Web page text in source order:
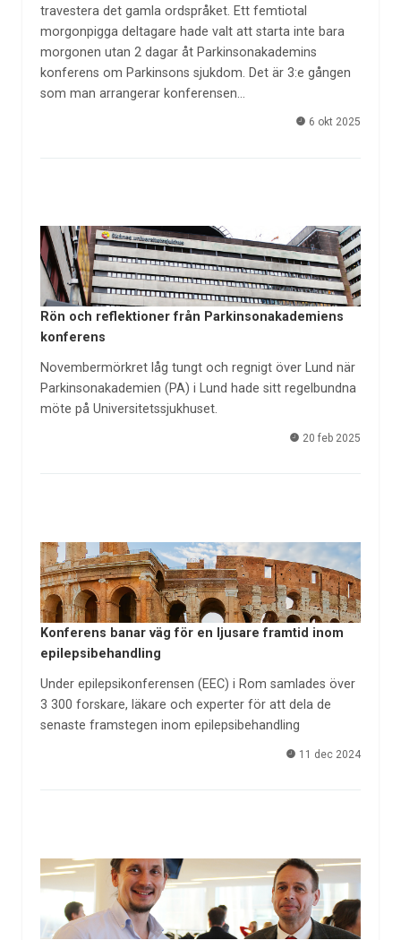
travestera det gamla ordspråket. Ett femtiotal
morgonpigga deltagare hade valt att starta inte bara
morgonen utan 2 dagar åt Parkinsonakademins
konferens om Parkinsons sjukdom. Det är 3:e gången
som man arrangerar konferensen…
6 okt 2025
Rön och reflektioner från Parkinsonakademiens
konferens
Novembermörkret låg tungt och regnigt över Lund när
Parkinsonakademien (PA) i Lund hade sitt regelbundna
möte på Universitetssjukhuset.
20 feb 2025
Konferens banar väg för en ljusare framtid inom
epilepsibehandling
Under epilepsikonferensen (EEC) i Rom samlades över
3 300 forskare, läkare och experter för att dela de
senaste framstegen inom epilepsibehandling
11 dec 2024